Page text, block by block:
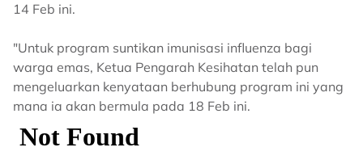
14 Feb ini.
"Untuk program suntikan imunisasi influenza bagi
warga emas, Ketua Pengarah Kesihatan telah pun
mengeluarkan kenyataan berhubung program ini yang
mana ia akan bermula pada 18 Feb ini.